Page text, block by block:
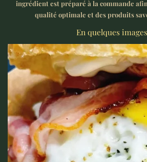
ingrédient est préparé à la commande
qualité optimale et des produits
En quelques